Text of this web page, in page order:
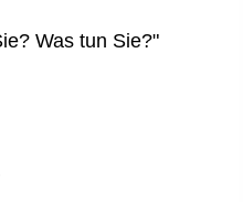
Was tun Sie?"